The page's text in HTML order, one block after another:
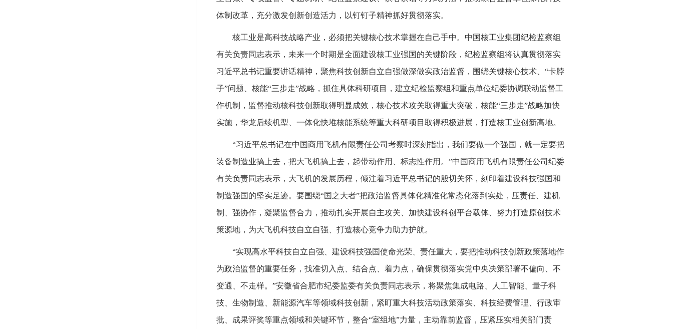
体制改革，充分激发创新创造活力，以钉钉子精神抓好贯彻落实。
核工业是高科技战略产业，必须把关键核心技术掌握在自己手中。中国核工业集团纪检监察组
有关负责同志表示，未来一个时期是全面建设核工业强国的关键阶段，纪检监察组将认真贯彻落实
习近平总书记重要讲话精神，聚焦科技创新自立自强做深做实政治监督，围绕关键核心技术、“卡脖
子”问题、核能“三步走”战略，抓住具体科研项目，建立纪检监察组和重点单位纪委协调联动监督工
作机制，监督推动核科技创新取得明显成效，核心技术攻关取得重大突破，核能“三步走”战略加快
实施，华龙后续机型、一体化快堆核能系统等重大科研项目取得积极进展，打造核工业创新高地。
“习近平总书记在中国商用飞机有限责任公司考察时深刻指出，我们要做一个强国，就一定要把
装备制造业搞上去，把大飞机搞上去，起带动作用、标志性作用。”中国商用飞机有限责任公司纪委
有关负责同志表示，大飞机的发展历程，倾注着习近平总书记的殷切关怀，刻印着建设科技强国和
制造强国的坚实足迹。要围绕“国之大者”把政治监督具体化精准化常态化落到实处，压责任、建机
制、强协作，凝聚监督合力，推动扎实开展自主攻关、加快建设科创平台载体、努力打造原创技术
策源地，为大飞机科技自立自强、打造核心竞争力助力护航。
“实现高水平科技自立自强、建设科技强国使命光荣、责任重大，要把推动科技创新政策落地作
为政治监督的重要任务，找准切入点、结合点、着力点，确保贯彻落实党中央决策部署不偏向、不
变通、不走样。”安徽省合肥市纪委监委有关负责同志表示，将聚焦集成电路、人工智能、量子科
技、生物制造、新能源汽车等领域科技创新，紧盯重大科技活动政策落实、科技经费管理、行政审
批、成果评奖等重点领域和关键环节，整合“室组地”力量，主动靠前监督，压紧压实相关部门责